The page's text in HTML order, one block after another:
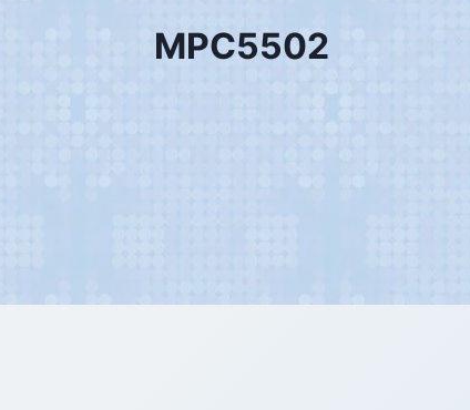
MPC5502